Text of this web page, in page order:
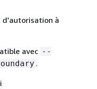
d'autorisation à
avec --
.